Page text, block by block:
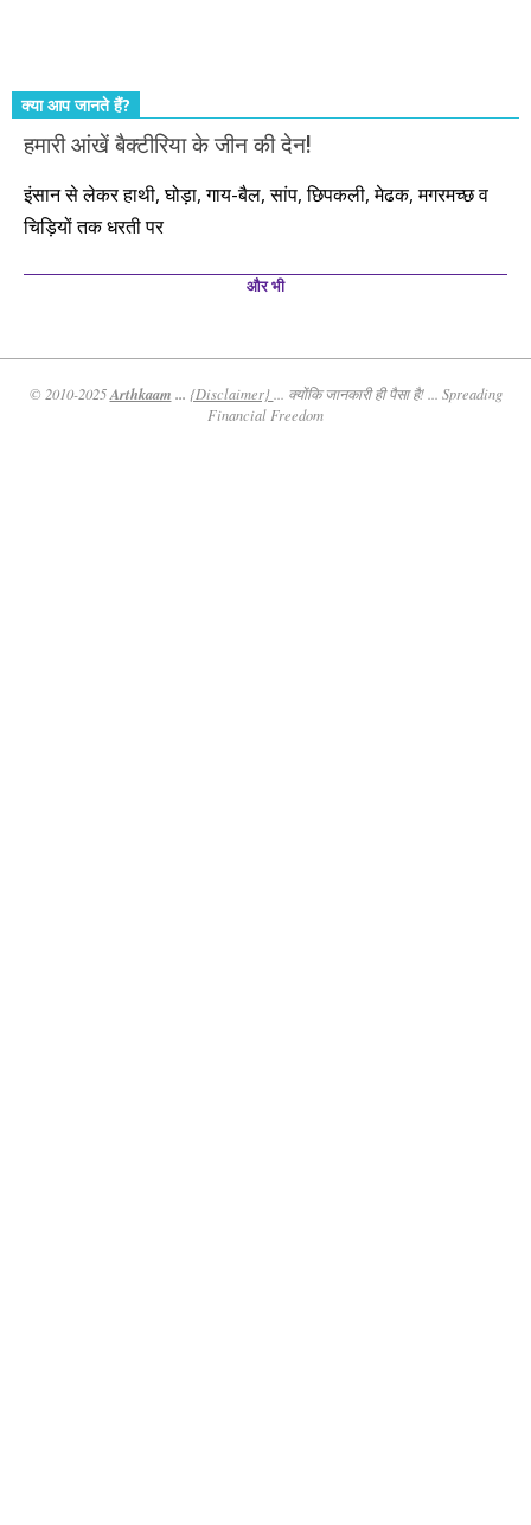
क्या आप जानते हैं?
हमारी आंखें बैक्टीरिया के जीन की देन!
इंसान से लेकर हाथी, घोड़ा, गाय-बैल, सांप, छिपकली, मेढक, मगरमच्छ व
चिड़ियों तक धरती पर
और भी
© 2010-2025Arthkaam ... {Disclaimer}
... क्योंकि जानकारी ही पैसा है! ... Spreading
Financial Freedom